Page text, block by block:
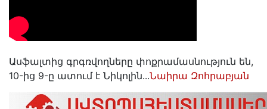
Ասֆալտից գրգռվողները փոքրամասնություն են,
10-ից 9-ը ատում է Նիկոլին․․․Նաիրա Զոհրաբյան